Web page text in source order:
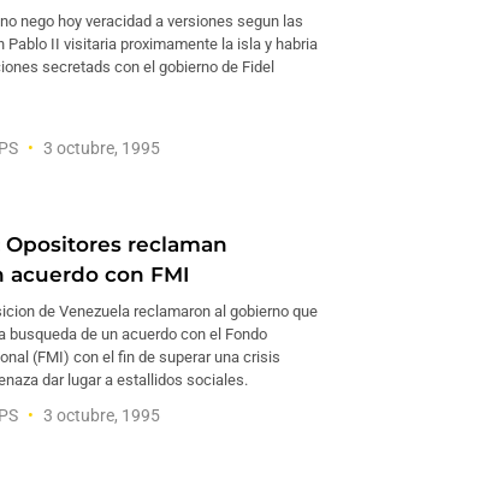
nego hoy veracidad a versiones segun las
Pablo II visitaria proximamente la isla y habria
secretads con el gobierno de Fidel
3 octubre, 1995
Opositores reclaman
acuerdo con FMI
de Venezuela reclamaron al gobierno que
busqueda de un acuerdo con el Fondo
(FMI) con el fin de superar una crisis
dar lugar a estallidos sociales.
3 octubre, 1995